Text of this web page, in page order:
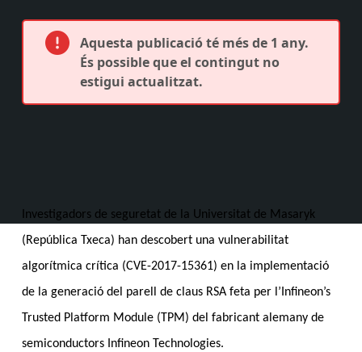
Aquesta publicació té més de 1 any.
És possible que el contingut no
estigui actualitzat.
Investigadors de seguretat de la Universitat de Masaryk
(República Txeca) han descobert una vulnerabilitat
algorítmica crítica (CVE-2017-15361) en la implementació
de la generació del parell de claus RSA feta per l’Infineon’s
Trusted Platform Module (TPM) del fabricant alemany de
semiconductors Infineon Technologies.